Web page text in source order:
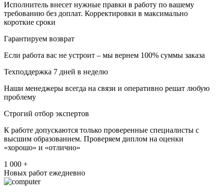
Исполнитель внесет нужные правки в работу по вашему
требованию без доплат. Корректировки в максимально
короткие сроки
Гарантируем возврат
Если работа вас не устроит – мы вернем 100% суммы заказа
Техподдержка 7 дней в неделю
Наши менеджеры всегда на связи и оперативно решат любую
проблему
Строгий отбор экспертов
К работе допускаются только проверенные специалисты с
высшим образованием. Проверяем диплом на оценки
«хорошо» и «отлично»
1 000 +
Новых работ ежедневно